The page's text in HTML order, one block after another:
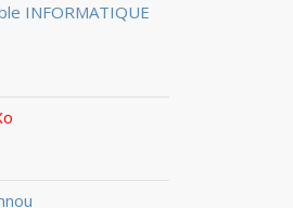
INFORMATIQUE